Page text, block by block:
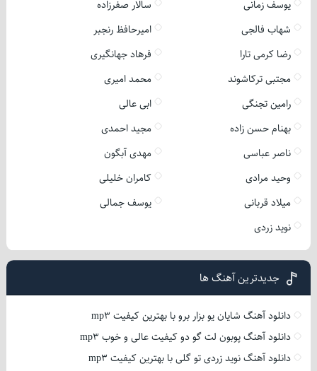
یوسف زمانی
سالار صفرزاده
شهاب فالجی
امیرحافظ رنجبر
رضا کرمی تارا
فرهاد جهانگیری
مجتبی ترکاشوند
محمد امیری
رامین تجنگی
ابی عالی
بهنام حسن زاده
مجید احمدی
ناصر عباسی
مهدی آبگون
وحید مرادی
کامران خلیلی
میلاد قربانی
یوسف جمالی
نوید زردی
جدیدترین آهنگ ها
دانلود آهنگ شایان یو بزار برو با بهترین کیفیت mp3
دانلود آهنگ پوبون لت گو دو کیفیت عالی و خوب mp3
دانلود آهنگ نوید زردی تو گلی با بهترین کیفیت mp3